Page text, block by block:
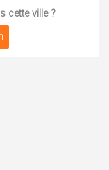
cette ville ?